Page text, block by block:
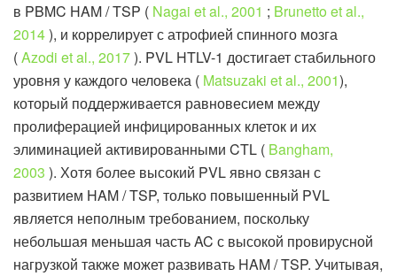
в PBMC HAM / TSP ( Nagai et al., 2001 ; Brunetto et al.,
2014), и коррелирует с атрофией спинного мозга
(Azodi et al., 2017). PVL HTLV-1 достигает стабильного
уровня у каждого человека ( Matsuzaki et al., 2001),
который поддерживается равновесием между
пролиферацией инфицированных клеток и их
элиминацией активированными CTL ( Bangham,
2003 ). Хотя более высокий PVL явно связан с
развитием HAM / TSP, только повышенный PVL
является неполным требованием, поскольку
небольшая меньшая часть AC с высокой провирусной
нагрузкой также может развивать HAM / TSP. Учитывая,